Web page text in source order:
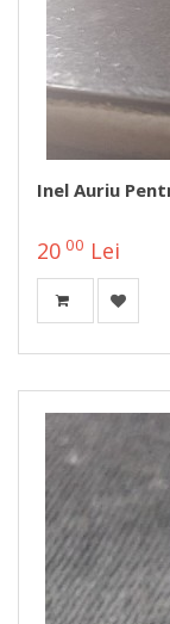
Inel Auriu
20 00 Lei